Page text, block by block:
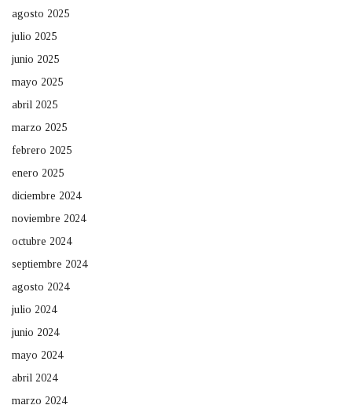
agosto 2025
julio 2025
junio 2025
mayo 2025
abril 2025
marzo 2025
febrero 2025
enero 2025
diciembre 2024
noviembre 2024
octubre 2024
septiembre 2024
agosto 2024
julio 2024
junio 2024
mayo 2024
abril 2024
marzo 2024